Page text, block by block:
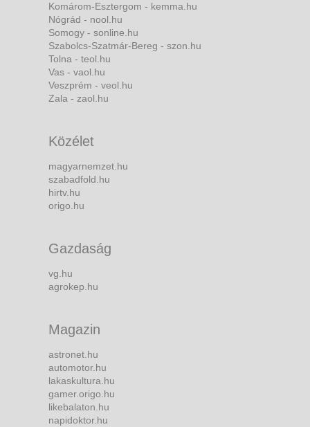
Komárom-Esztergom - kemma.hu
Nógrád - nool.hu
Somogy - sonline.hu
Szabolcs-Szatmár-Bereg - szon.hu
Tolna - teol.hu
Vas - vaol.hu
Veszprém - veol.hu
Zala - zaol.hu
Közélet
magyarnemzet.hu
szabadfold.hu
hirtv.hu
origo.hu
Gazdaság
vg.hu
agrokep.hu
Magazin
astronet.hu
automotor.hu
lakaskultura.hu
gamer.origo.hu
likebalaton.hu
napidoktor.hu